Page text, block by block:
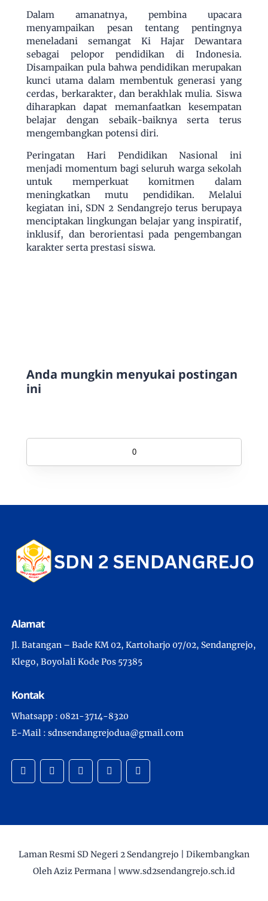
Dalam amanatnya, pembina upacara
menyampaikan pesan tentang pentingnya
meneladani semangat Ki Hajar Dewantara
sebagai pelopor pendidikan di Indonesia.
Disampaikan pula bahwa pendidikan merupakan
kunci utama dalam membentuk generasi yang
cerdas, berkarakter, dan berakhlak mulia. Siswa
diharapkan dapat memanfaatkan kesempatan
belajar dengan sebaik-baiknya serta terus
mengembangkan potensi diri.
Peringatan Hari Pendidikan Nasional ini
menjadi momentum bagi seluruh warga sekolah
untuk memperkuat komitmen dalam
meningkatkan mutu pendidikan. Melalui
kegiatan ini, SDN 2 Sendangrejo terus berupaya
menciptakan lingkungan belajar yang inspiratif,
inklusif, dan berorientasi pada pengembangan
karakter serta prestasi siswa.
Anda mungkin menyukai postingan
ini
0
Alamat
Jl. Batangan – Bade KM 02, Kartoharjo 07/02, Sendangrejo,
Klego, Boyolali Kode Pos 57385
Kontak
Whatsapp : 0821-3714-8320
E-Mail : sdnsendangrejodua@gmail.com
Laman Resmi SD Negeri 2 Sendangrejo |
Dikembangkan
Oleh Aziz Permana |
www.sd2sendangrejo.sch.id